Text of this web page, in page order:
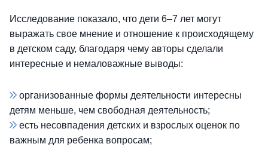
Исследование показало, что дети 6–7 лет могут
выражать свое мнение и отношение к происходящему
в детском саду, благодаря чему авторы сделали
интересные и немаловажные выводы:
организованные формы деятельности интересны
детям меньше, чем свободная деятельность;
есть несовпадения детских и взрослых оценок по
важным для ребенка вопросам;